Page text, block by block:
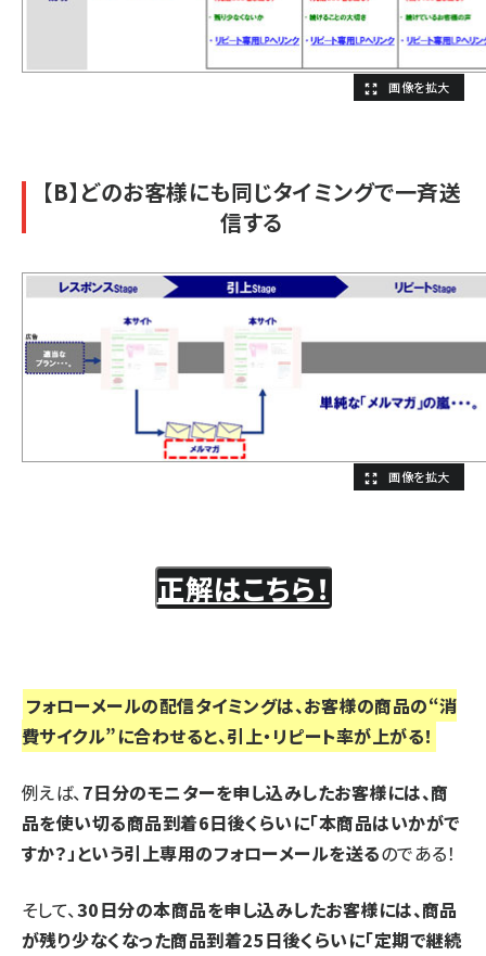
【B】どのお客様にも同じタイミングで一斉送
信する
正解はこちら！
正解は【A】！
お客様の商品の消費サイクルに合わせてを
配信する！
フォローメールの配信タイミングは、お客様の商品の“消
費サイクル”に合わせると、引上・リピート率が上がる！
例えば、7日分のモニターを申し込みしたお客様には、商
品を使い切る商品到着6日後くらいに「本商品はいかがで
すか？」という引上専用のフォローメールを送るのである！
そして、30日分の本商品を申し込みしたお客様には、商品
が残り少なくなった商品到着25日後くらいに「定期で継続